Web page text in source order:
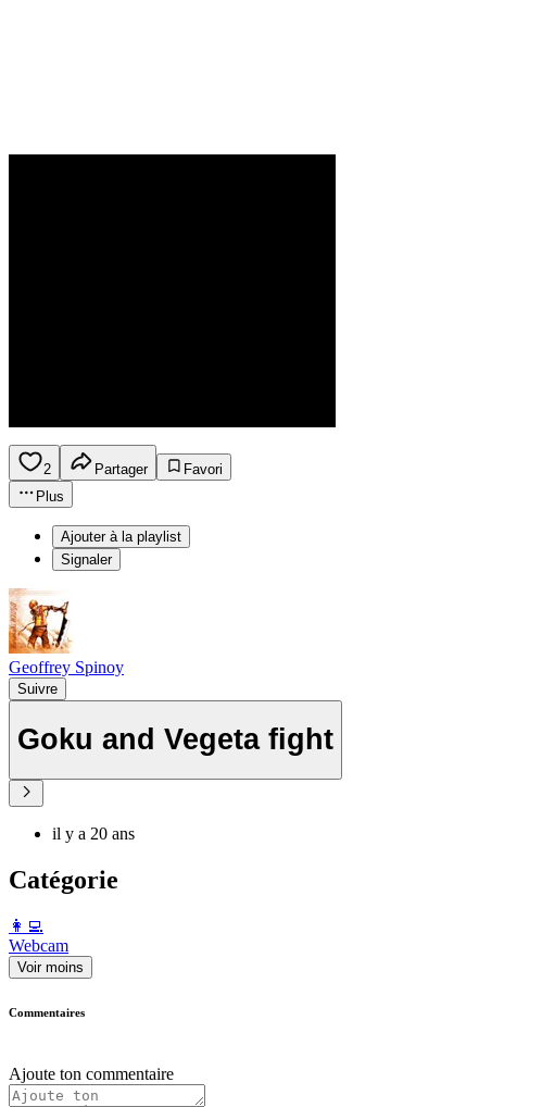
2 Partager
Favori
Plus
Ajouter à la playlist
Signaler
Geoffrey Spinoy
Suivre
Goku and Vegeta fight
il y a 20 ans
Catégorie
️👩‍💻️
Webcam
Voir moins
Commentaires
Ajoute ton commentaire